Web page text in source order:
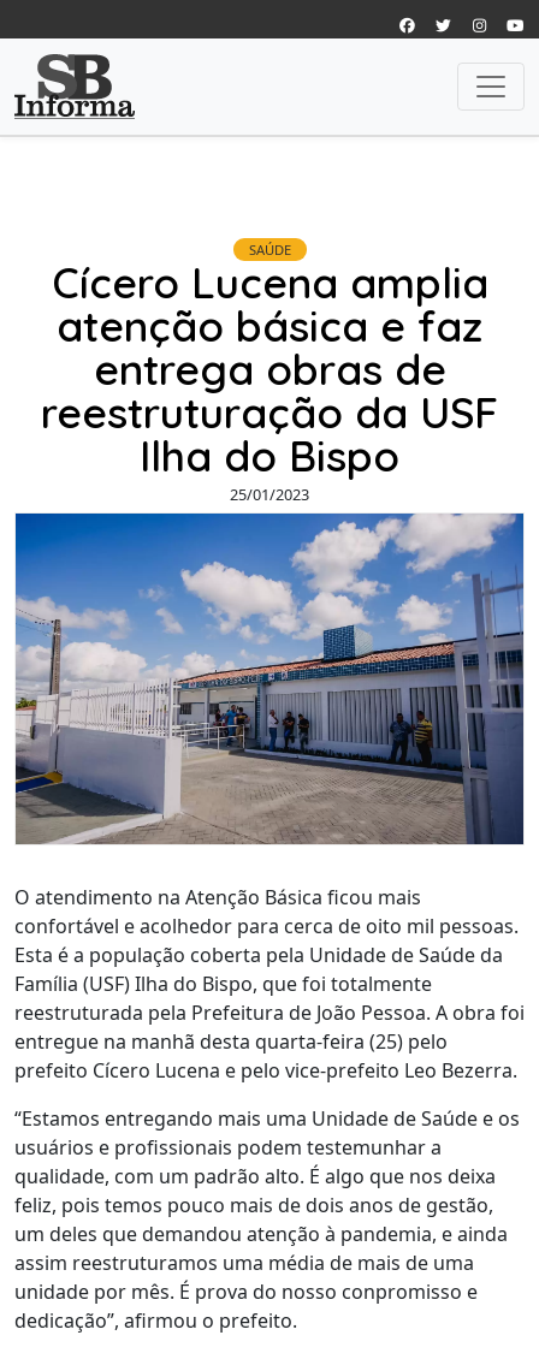
SAÚDE
Cícero Lucena amplia
atenção básica e faz
entrega obras de
reestruturação da USF
Ilha do Bispo
25/01/2023
O atendimento na Atenção Básica ficou mais
confortável e acolhedor para cerca de oito mil pessoas.
Esta é a população coberta pela Unidade de Saúde da
Família (USF) Ilha do Bispo, que foi totalmente
reestruturada pela Prefeitura de João Pessoa. A obra foi
entregue na manhã desta quarta-feira (25) pelo
prefeito Cícero Lucena e pelo vice-prefeito Leo Bezerra.
“Estamos entregando mais uma Unidade de Saúde e os
usuários e profissionais podem testemunhar a
qualidade, com um padrão alto. É algo que nos deixa
feliz, pois temos pouco mais de dois anos de gestão,
um deles que demandou atenção à pandemia, e ainda
assim reestruturamos uma média de mais de uma
unidade por mês. É prova do nosso conpromisso e
dedicação”, afirmou o prefeito.